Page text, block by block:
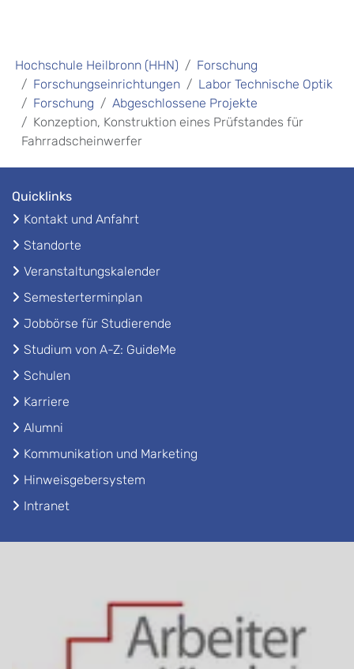
Hochschule Heilbronn (HHN)
Forschung
Forschungseinrichtungen
Labor Technische Optik
Forschung
Abgeschlossene Projekte
Konzeption, Konstruktion eines Prüfstandes für
Fahrradscheinwerfer
Quicklinks
Kontakt und Anfahrt
Standorte
Veranstaltungskalender
Semesterterminplan
Jobbörse für Studierende
Studium von A-Z: GuideMe
Schulen
Karriere
Alumni
Kommunikation und Marketing
Hinweisgebersystem
Intranet